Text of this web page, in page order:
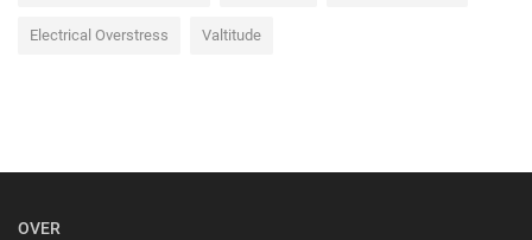
Electrical Overstress Valtitude
OVER